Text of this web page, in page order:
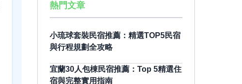
熱門文章
小琉球套裝民宿推薦：精選TOP5民宿
與行程規劃全攻略
宜蘭30人包棟民宿推薦：Top 5精選住
宿與完整實用指南